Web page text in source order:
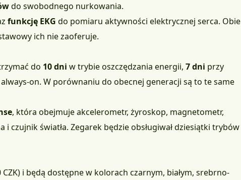
do swobodnego nurkowania.
funkcję EKG do pomiaru aktywności elektrycznej serca. Obie
ich nie zaoferuje.
do 10 dni w trybie oszczędzania energii, 7 dni przy
on. W porównaniu do obecnej generacji są to te same
, która obejmuje akcelerometr, żyroskop, magnetometr,
czujnik światła. Zegarek będzie obsługiwał dziesiątki trybów
CZK) i będą dostępne w kolorach czarnym, białym, srebrno-